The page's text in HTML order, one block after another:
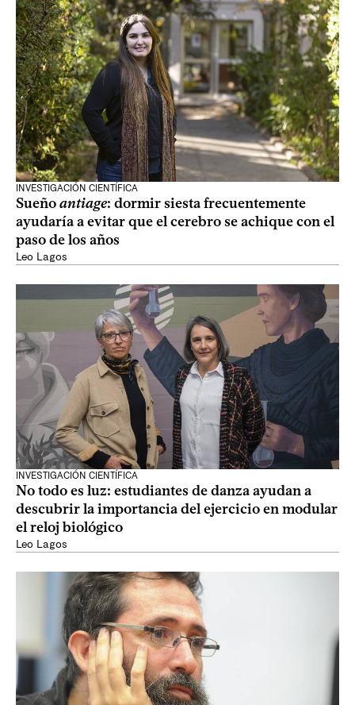
INVESTIGACIÓN CIENTÍFICA
Sueñoantiage: dormir siesta frecuentemente
ayudaría a evitar que el cerebro se achique con el
paso de los años
Leo Lagos
INVESTIGACIÓN CIENTÍFICA
No todo es luz: estudiantes de danza ayudan a
descubrir la importancia del ejercicio en modular
el reloj biológico
Leo Lagos